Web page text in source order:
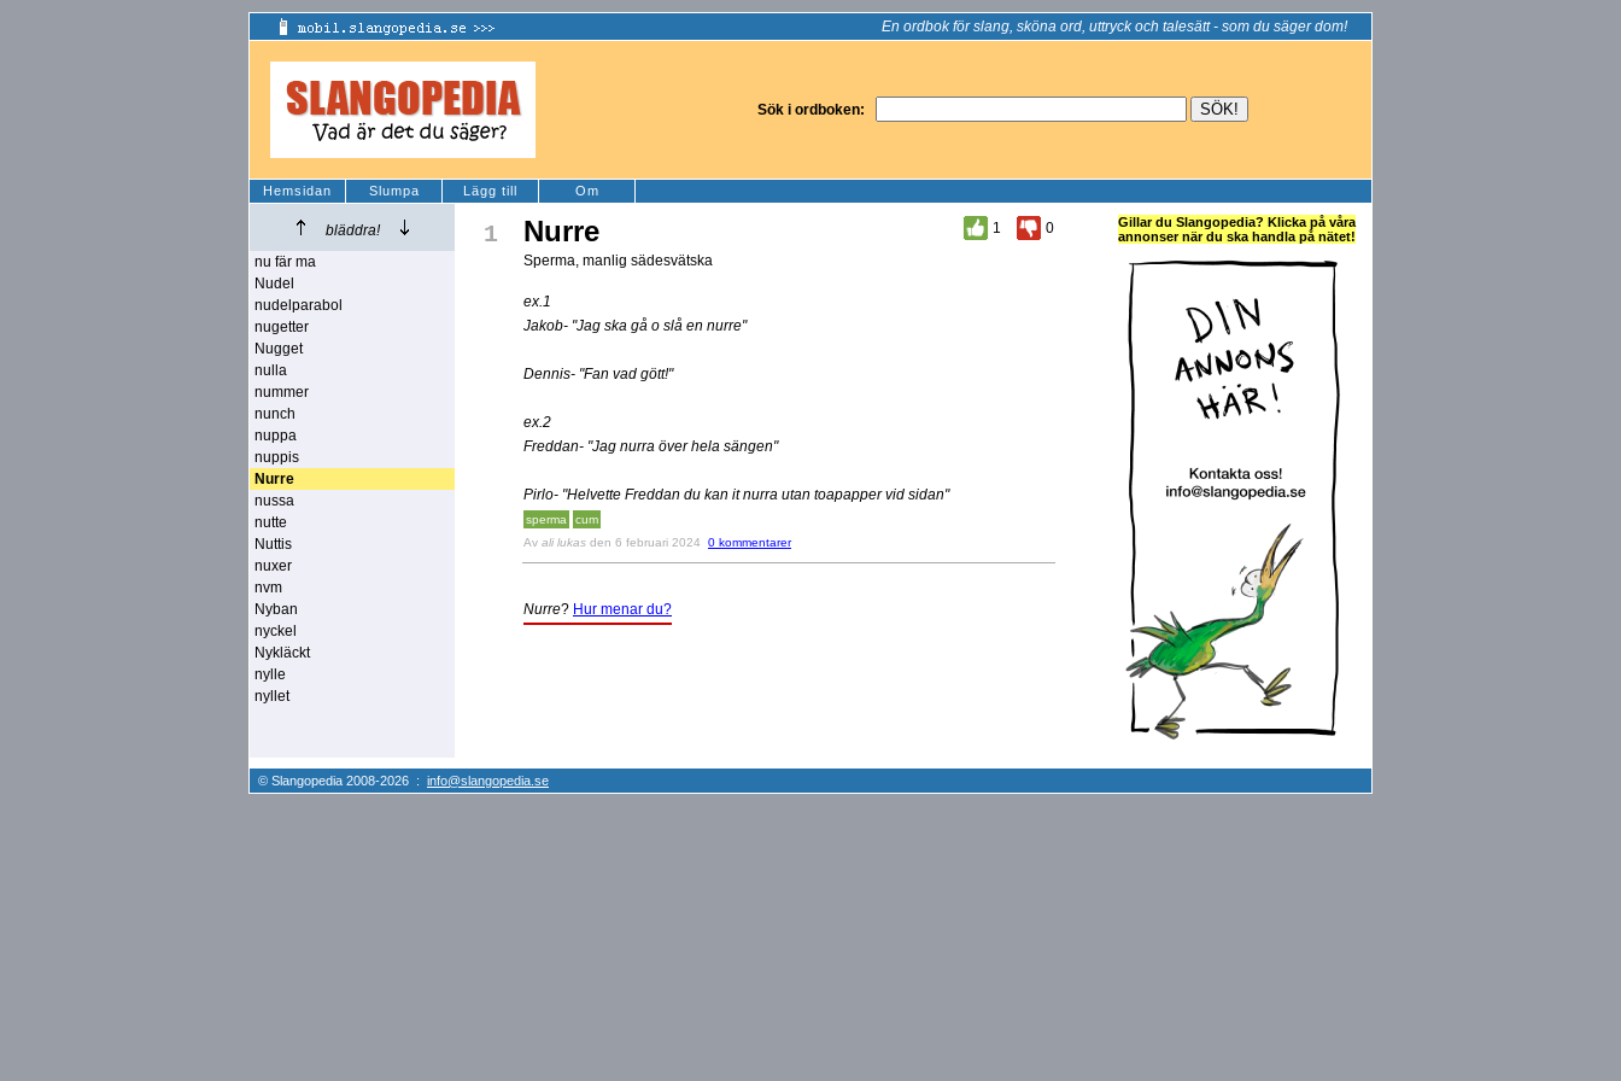
En ordbok för slang, sköna ord, uttryck och talesätt - som du säger dom!
Sök i ordboken:
Hemsidan Slumpa Lägg till Om
bläddra!
nu fär ma
Nudel
nudelparabol
nugetter
Nugget
nulla
nummer
nunch
nuppa
nuppis
Nurre
nussa
nutte
Nuttis
nuxer
nvm
Nyban
nyckel
Nykläckt
nylle
nyllet
1 Nurre 1
0
Sperma, manlig sädesvätska
ex.1
Jakob- "Jag ska gå o slå en nurre"
Dennis- "Fan vad gött!"
ex.2
Freddan- "Jag nurra över hela sängen"
Pirlo- "Helvette Freddan du kan it nurra utan toapapper vid sidan"
sperma
cum
Av ali lukas den 6 februari 2024 0 kommentarer
Nurre? Hur menar du?
Gillar du Slangopedia? Klicka på våra
annonser när du ska handla på nätet!
© Slangopedia 2008-2026 : info@slangopedia.se